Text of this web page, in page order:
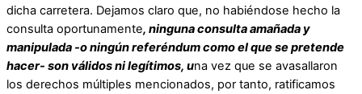
dicha carretera. Dejamos claro que, no habiéndose hecho la
consulta oportunamente, ninguna consulta amañada y
manipulada -o ningún referéndum como el que se pretende
hacer- son válidos ni legítimos, una vez que se avasallaron
los derechos múltiples mencionados, por tanto, ratificamos